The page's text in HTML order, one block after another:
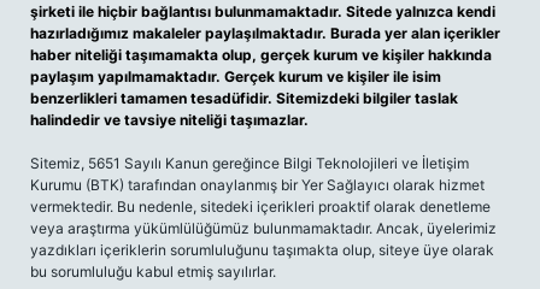
şirketi ile hiçbir bağlantısı bulunmamaktadır. Sitede yalnızca kendi
hazırladığımız makaleler paylaşılmaktadır. Burada yer alan içerikler
haber niteliği taşımamakta olup, gerçek kurum ve kişiler hakkında
paylaşım yapılmamaktadır. Gerçek kurum ve kişiler ile isim
benzerlikleri tamamen tesadüfidir. Sitemizdeki bilgiler taslak
halindedir ve tavsiye niteliği taşımazlar.
Sitemiz, 5651 Sayılı Kanun gereğince Bilgi Teknolojileri ve İletişim
Kurumu (BTK) tarafından onaylanmış bir Yer Sağlayıcı olarak hizmet
vermektedir. Bu nedenle, sitedeki içerikleri proaktif olarak denetleme
veya araştırma yükümlülüğümüz bulunmamaktadır. Ancak, üyelerimiz
yazdıkları içeriklerin sorumluluğunu taşımakta olup, siteye üye olarak
bu sorumluluğu kabul etmiş sayılırlar.